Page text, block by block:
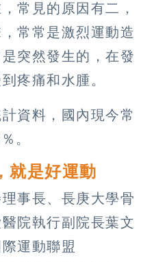
常見的原因有二，
常常是激烈運動造
突然發生的，在發
疼痛和水腫。
資料，國內現今常
。
就是好運動
事長、長庚大學骨
院執行副院長葉文
運動聯盟